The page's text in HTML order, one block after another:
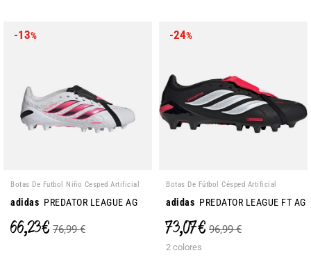
-13%
Botas De Futbol Niño Cesped Artificial
adidas PREDATOR LEAGUE AG
66,23 € 76,99 €
-24%
Botas De Fútbol Césped Artificial
adidas PREDATOR LEAGUE FT AG
73,07 € 96,99 €
2 colores